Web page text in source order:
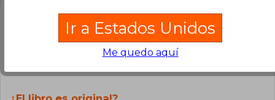
Preguntas frecuentes sobre el libro
Ir a Estados Unidos
Me quedo aquí